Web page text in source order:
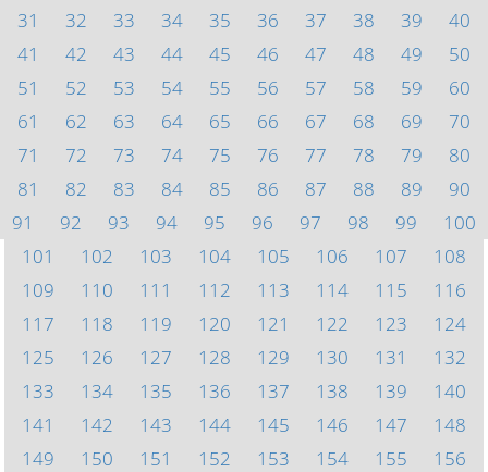
31
32 33 34 35 36 37 38 39
40
41
42 43 44 45 46 47 48 49
50
51
52 53 54 55 56 57 58 59
60
61
62 63 64 65 66 67 68 69
70
71
72 73 74 75 76 77 78 79
80
81
82 83 84 85 86 87 88 89
90
91
92 93 94 95 96 97 98 99
100
101
102 103 104 105 106 107
108
109
110 111 112 113 114 115
116
117
118 119 120 121 122 123
124
125
126 127 128 129 130 131
132
133
134 135 136 137 138 139
140
141
142 143 144 145 146 147
148
149
150 151 152 153 154 155
156